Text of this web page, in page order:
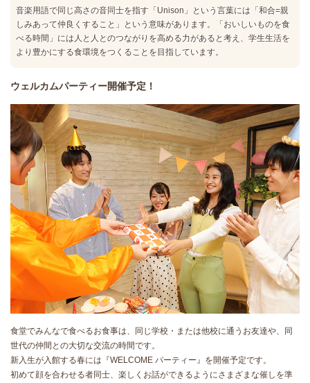
音楽用語で同じ高さの音同士を指す「Unison」という言葉には「和合=親
しみあって仲良くすること」という意味があります。「おいしいものを食
べる時間」には人と人とのつながりを高める力があると考え、学生生活を
より豊かにする食環境をつくることを目指しています。
ウェルカムパーティー開催予定！
食堂でみんなで食べるお食事は、同じ学校・または他校に通うお友達や、同
世代の仲間との大切な交流の時間です。
新入生が入館する春には『WELCOME パーティー』を開催予定です。
初めて顔を合わせる者同士、楽しくお話ができるようにさまざまな催しを準